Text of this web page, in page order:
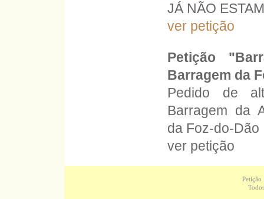
JÁ NÃO
ver petição
Petição
Barragem da
Pedido de
Barragem da
da Foz-do-Dão
ver petição
Petição